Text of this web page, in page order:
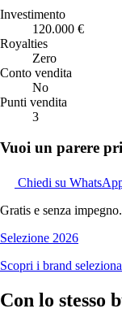
Investimento
120.000 €
Royalties
Zero
Conto vendita
No
Punti vendita
3
Vuoi un parere
Chiedi su
Gratis e senza impegno.
Selezione 2026
Scopri i brand
Con lo stesso